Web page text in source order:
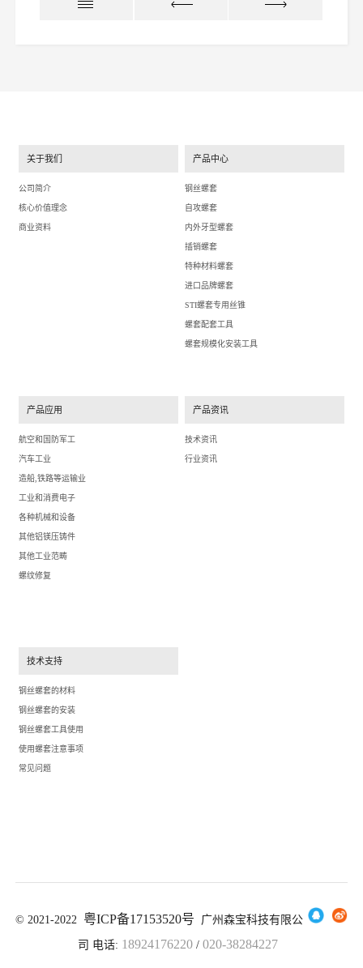
关于我们
公司简介
核心价值理念
商业资料
产品中心
钢丝螺套
自攻螺套
内外牙型螺套
插销螺套
特种材料螺套
进口品牌螺套
STI螺套专用丝锥
螺套配套工具
螺套规模化安装工具
产品应用
航空和国防军工
汽车工业
造船,铁路等运输业
工业和消费电子
各种机械和设备
其他铝镁压铸件
其他工业范畴
螺纹修复
产品资讯
技术资讯
行业资讯
技术支持
钢丝螺套的材料
钢丝螺套的安装
钢丝螺套工具使用
使用螺套注意事项
常见问题
© 2021-2022 粤ICP备17153520号 广州森宝科技有限公
司 电话: 18924176220 /020-38284227